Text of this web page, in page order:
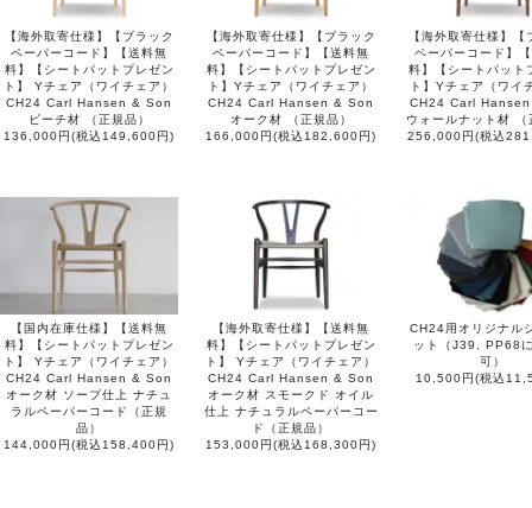
【海外取寄仕様】【ブラック
ペーパーコード】【送料無
料】【シートパットプレゼン
ト】 Yチェア（ワイチェア）
CH24 Carl Hansen & Son
ビーチ材 （正規品）
136,000円(税込149,600円)
【海外取寄仕様】【ブラック
ペーパーコード】【送料無
料】【シートパットプレゼン
ト】Yチェア（ワイチェア）
CH24 Carl Hansen & Son
オーク材 （正規品）
166,000円(税込182,600円)
【海外取寄仕様】【
ペーパーコード】
料】【シートパット
ト】Yチェア（ワイ
CH24 Carl
ウォールナット材 （
256,000円(税込
【国内在庫仕様】【送料無
料】【シートパットプレゼン
ト】 Yチェア（ワイチェア）
CH24 Carl Hansen & Son
オーク材 ソープ仕上 ナチュ
ラルペーパーコード（正規
品）
144,000円(税込158,400円)
【海外取寄仕様】【送料無
料】【シートパットプレゼン
ト】 Yチェア（ワイチェア）
CH24 Carl Hansen & Son
オーク材 スモークド オイル
仕上 ナチュラルペーパーコー
ド（正規品）
153,000円(税込168,300円)
CH24用オリジナル
ット（J39, PP68
可）
10,500円(税込